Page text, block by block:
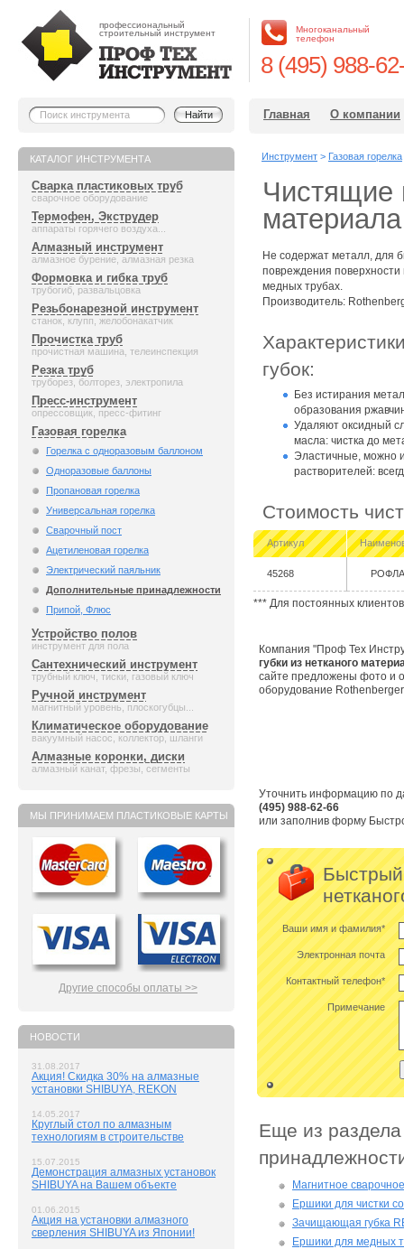
профессиональный
строительный инструмент
Многоканальный
телефон
8 (495) 988-
Главная О компании
КАТАЛОГ ИНСТРУМЕНТА
Сварка пластиковых труб
сварочное оборудование
Термофен, Экструдер
аппараты горячего воздуха...
Алмазный инструмент
алмазное бурение, алмазная резка
Формовка и гибка труб
трубогиб, развальцовка
Резьбонарезной инструмент
станок, клупп, желобонакатчик
Прочистка труб
прочистная машина, телеинспекция
Резка труб
труборез, болторез, электропила
Пресс-инструмент
опрессовщик, пресс-фитинг
Газовая горелка
Горелка с одноразовым баллоном
Одноразовые баллоны
Пропановая горелка
Универсальная горелка
Сварочный пост
Ацетиленовая горелка
Электрический паяльник
Дополнительные принадлежности
Припой, Флюс
Устройство полов
инструмент для пола
Сантехнический инструмент
трубный ключ, тиски, газовый ключ
Ручной инструмент
магнитный уровень, плоскогубцы...
Климатическое оборудование
вакуумный насос, коллектор, шланги
Алмазные коронки, диски
алмазный канат, фрезы, сегменты
МЫ ПРИНИМАЕМ ПЛАСТИКОВЫЕ КАРТЫ
Другие способы оплаты >>
НОВОСТИ
31.08.2017
Акция! Скидка 30% на алмазные
установки SHIBUYA, REKON
14.05.2017
Круглый стол по алмазным
технологиям в строительстве
15.07.2015
Демонстрация алмазных установок
SHIBUYA на Вашем объекте
01.06.2015
Акция на установки алмазного
сверления SHIBUYA из Японии!
Инструмент > Газовая горелка
Чистящие
Не содержат металл, для
повреждения поверхности
медных трубах.
Производитель:
губок:
Без истирания
образования
Удаляют оксидный
масла: чистка до
Эластичные, можно
растворителей:
Стоимость
Артикул
45268
*** Для постоянных
Компания "Проф Тех
губки из нетканого
сайте предложены фото и
оборудование
Уточнить информацию по
(495) 988-62-66
или заполнив форму
Быстрый
Ваши имя и фамилия*
Электронная почта
Контактный телефон*
Примечание
Еще из
Магнитное
Ершики для чистки
Зачищающая губка
Ершики для медных